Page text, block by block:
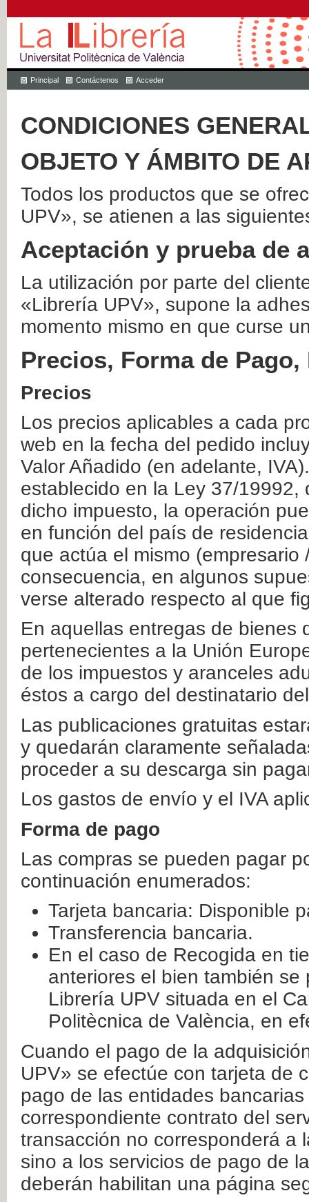
Principal Contáctenos Acceder
CONDICIONES
OBJETO Y ÁMBITO DE
Todos los productos que se
UPV», se atienen a las
Aceptación y prueba de
La utilización por parte del
«Librería UPV», supone la
momento mismo en que curse
Precios, Forma de
Precios
Los precios aplicables a cada
web en la fecha del pedido
Valor Añadido (en adelante,
establecido en la Ley 37/
dicho impuesto, la operación
en función del país de
que actúa el mismo
consecuencia, en algunos
verse alterado respecto al que
En aquellas entregas de bienes
pertenecientes a la Unión
de los impuestos y aranceles
éstos a cargo del destinatario
Las publicaciones gratuitas
y quedarán claramente
proceder a su descarga sin
Los gastos de envío y el IVA
Forma de pago
Las compras se pueden pagar
continuación enumerados:
Tarjeta bancaria: Disponible
Transferencia bancaria.
En el caso de Recogida en
anteriores el bien también
Librería UPV situada en el
Politècnica de València, en
Cuando el pago de la
UPV» se efectúe con tarjeta de
pago de las entidades
correspondiente contrato del
transacción no corresponderá a
sino a los servicios de pago de
deberán habilitan una página